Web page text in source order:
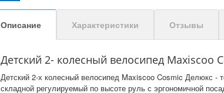
Описание Характеристики Отзывы
Детский 2- колесный велосипед Maxiscoo
Детский 2-х колесный велосипед Maxiscoo Cosmic Делюкс -
складной регулируемый по высоте руль с эргономичной